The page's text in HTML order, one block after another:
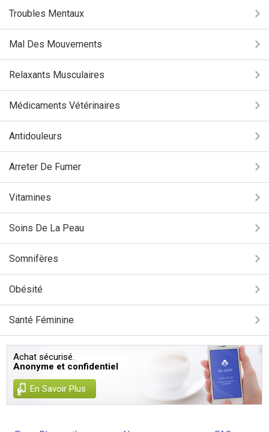
Troubles Mentaux
Mal Des Mouvements
Relaxants Musculaires
Médicaments Vétérinaires
Antidouleurs
Arreter De Fumer
Vitamines
Soins De La Peau
Somnifères
Obésité
Santé Féminine
Achat sécurisé.
Anonyme et confidentiel
En Savoir Plus